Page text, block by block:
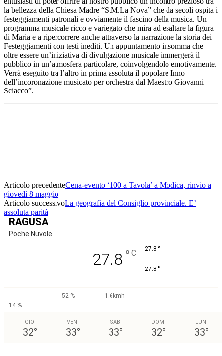
la bellezza della Chiesa Madre “S.M.La Nova” che da secoli ospita i
festeggiamenti patronali e ovviamente il fascino della musica. Un
programma musicale ricco e variegato che mira ad esaltare la figura
di Maria e a ripercorrere anche attraverso la narrazione la storia dei
Festeggiamenti con testi inediti. Un appuntamento insomma che
oltre essere un’iniziativa di divulgazione musicale immergerà il
pubblico in un’atmosfera particolare, coinvolgendolo emotivamente.
Verrà eseguito tra l’altro in prima assoluta il popolare Inno
dell’incoronazione musicato per orchestra dal Maestro Giovanni
Sciacco”.
Articolo precedenteCena-evento ‘100 a Tavola’ a Modica, rinvio a
giovedì 8 maggio
Articolo successivoLa geografia del Consiglio provinciale. E’
assoluta parità
RAGUSA
Poche Nuvole
27.8 ° C 27.8 °
27.8 °
52 %
1.6kmh
14 %
GIO
32°
VEN
33°
SAB
33°
DOM
32°
LUN
33°